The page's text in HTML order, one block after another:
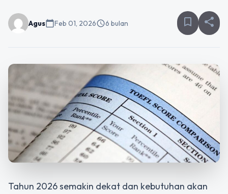
Aguscalendar_todayFeb 01, 2026schedule6 bulan bookmark_border share
Tahun 2026 semakin dekat dan kebutuhan akan